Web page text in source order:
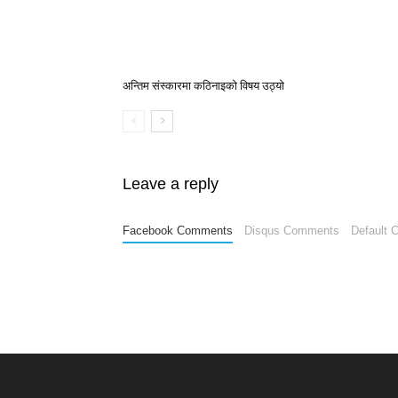
अन्तिम संस्कारमा कठिनाइको विषय उठ्याे
Leave a reply
Facebook Comments Disqus Comments Default